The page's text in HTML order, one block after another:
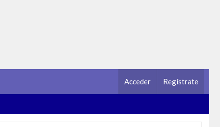
Acceder Regístrate